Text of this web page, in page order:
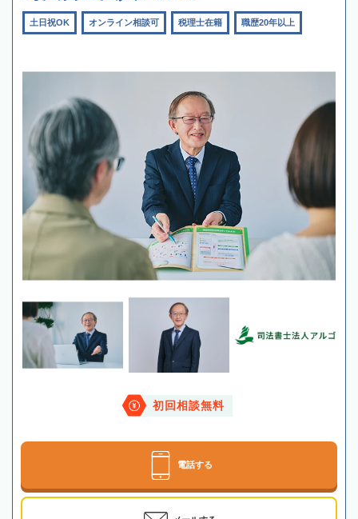
土日祝OK オンライン相談可 税理士在籍 職歴20年以上
初回相談無料
電話する